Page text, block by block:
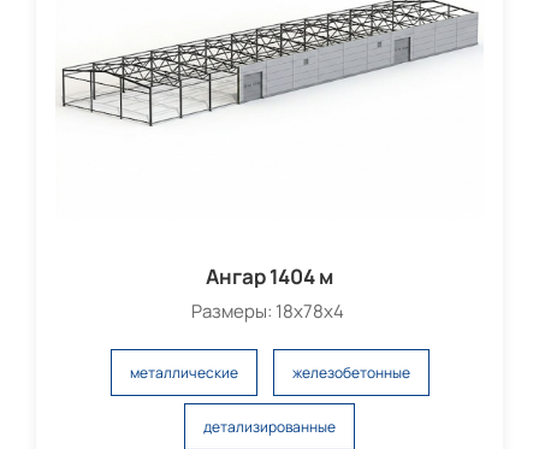
Ангар 1404 м
Размеры: 18х78х4
металлические железобетонные
детализированные